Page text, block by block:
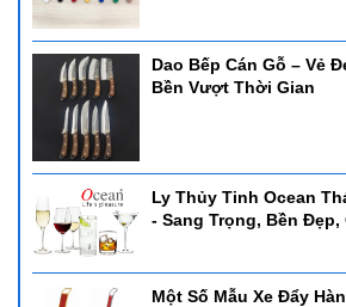
Dao Bếp Cán Gỗ – Vẻ
Bền Vượt Thời Gian
Ly Thủy Tinh Ocean
- Sang Trọng, Bền Đẹp,
Một Số Mẫu Xe Đẩy